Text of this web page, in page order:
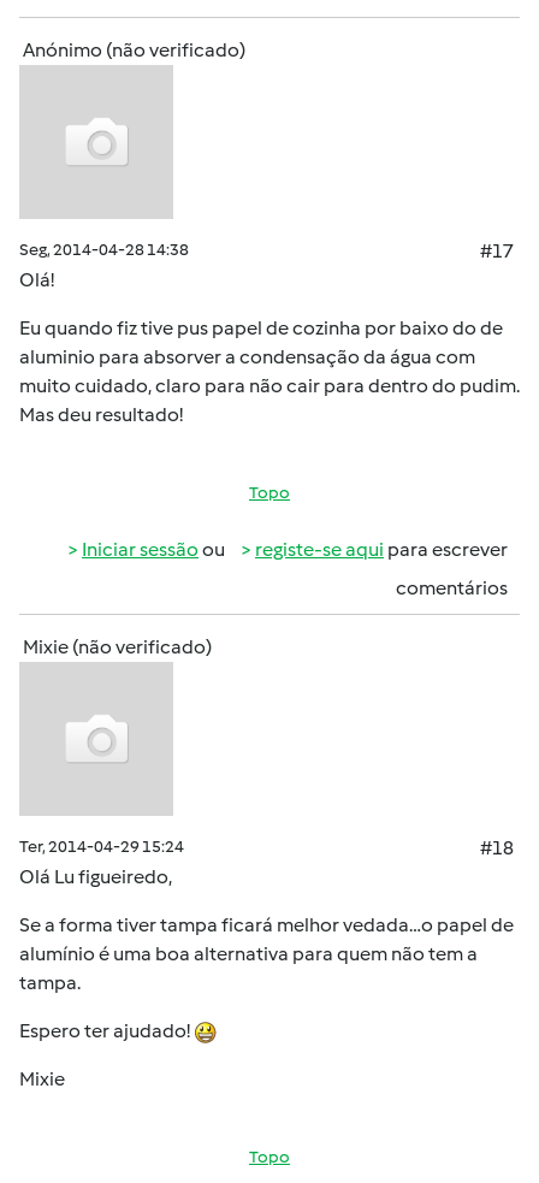
Anónimo (não verificado)
Seg, 2014-04-28 14:38
#17
Olá!
Eu quando fiz tive pus papel de cozinha por baixo do de
aluminio para absorver a condensação da água com
muito cuidado, claro para não cair para dentro do pudim.
Mas deu resultado!
Topo
Iniciar sessão ou registe-se aqui para escrever
comentários
Mixie (não verificado)
Ter, 2014-04-29 15:24
#18
Olá Lu figueiredo,
Se a forma tiver tampa ficará melhor vedada…o papel de
alumínio é uma boa alternativa para quem não tem a
tampa.
Espero ter ajudado!
Mixie
Topo